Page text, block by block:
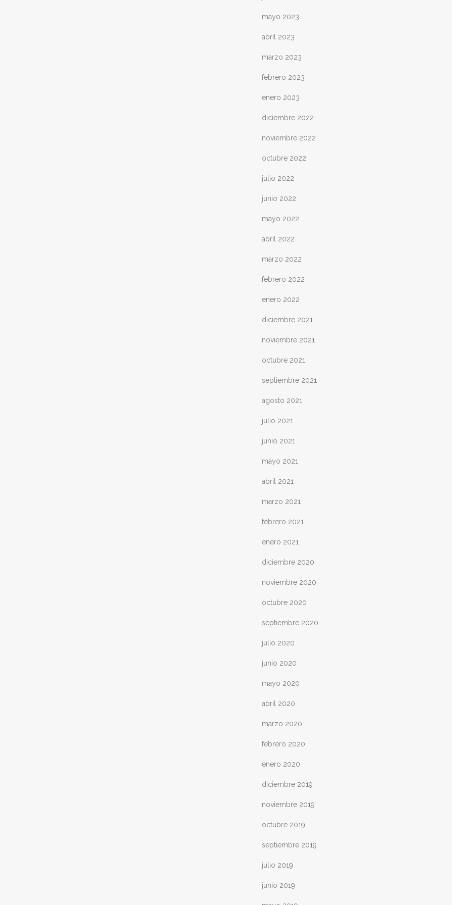
mayo 2023
abril 2023
marzo 2023
febrero 2023
enero 2023
diciembre 2022
noviembre 2022
octubre 2022
julio 2022
junio 2022
mayo 2022
abril 2022
marzo 2022
febrero 2022
enero 2022
diciembre 2021
noviembre 2021
octubre 2021
septiembre 2021
agosto 2021
julio 2021
junio 2021
mayo 2021
abril 2021
marzo 2021
febrero 2021
enero 2021
diciembre 2020
noviembre 2020
octubre 2020
septiembre 2020
julio 2020
junio 2020
mayo 2020
abril 2020
marzo 2020
febrero 2020
enero 2020
diciembre 2019
noviembre 2019
octubre 2019
septiembre 2019
julio 2019
junio 2019